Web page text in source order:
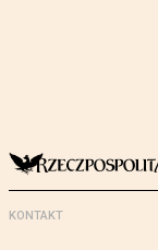
KONTAKT